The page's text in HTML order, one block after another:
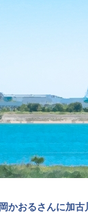
かおるさんに加古